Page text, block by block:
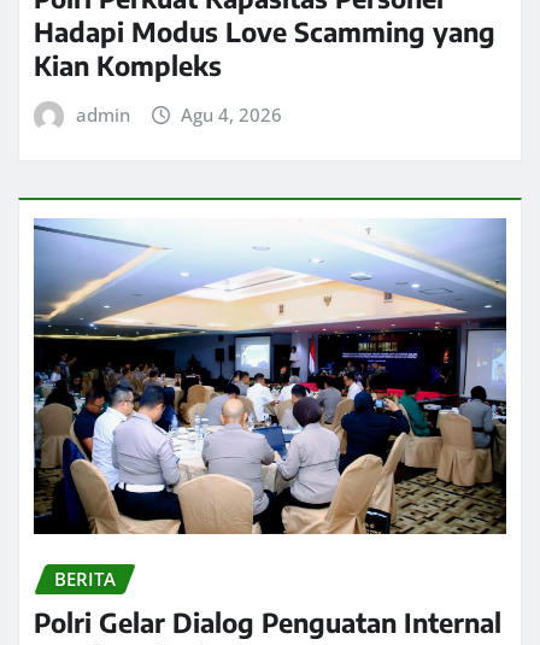
Hadapi Modus Love Scamming yang
Kian Kompleks
admin Agu 4, 2026
BERITA
Polri Gelar Dialog Penguatan Internal